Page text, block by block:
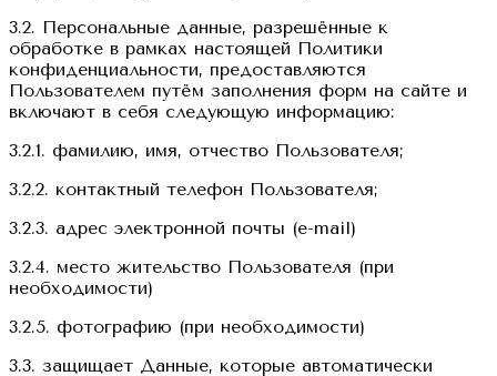
3.2. Персональные данные, разрешённые к
обработке в рамках настоящей Политики
конфиденциальности, предоставляются
Пользователем путём заполнения форм на сайте и
включают в себя следующую информацию:
3.2.1. фамилию, имя, отчество Пользователя;
3.2.2. контактный телефон Пользователя;
3.2.3. адрес электронной почты (e-mail)
3.2.4. место жительство Пользователя (при
необходимости)
3.2.5. фотографию (при необходимости)
3.3. защищает Данные, которые автоматически